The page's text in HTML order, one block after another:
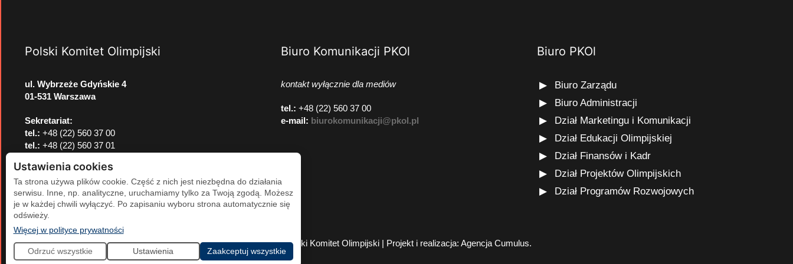
Polski Komitet Olimpijski
ul. Wybrzeże Gdyńskie 4
01-531 Warszawa
Sekretariat:
tel.: +48 (22) 560 37 00
tel.: +48 (22) 560 37 01
Biuro Komunikacji PKOl
kontakt wyłącznie dla mediów
tel.: +48 (22) 560 37 00
e-mail: biurokomunikacji@pkol.pl
Biuro PKOl
Biuro Zarządu
Biuro Administracji
Dział Marketingu i Komunikacji
Dział Edukacji Olimpijskiej
Dział Finansów i Kadr
Dział Projektów Olimpijskich
Dział Programów Rozwojowych
2026 Polski Komitet Olimpijski | Projekt i realizacja: Agencja Cumulus.
Ustawienia cookies
Ta strona używa plików cookie. Część z nich jest niezbędna do działania
serwisu. Inne, np. analityczne, uruchamiamy tylko za Twoją zgodą. Możesz
je w każdej chwili wyłączyć. Po zapisaniu wyboru strona automatycznie się
odświeży.
Więcej w polityce prywatności(otwiera się w nowej karcie)
Odrzuć wszystkie Ustawienia Zaakceptuj wszystkie